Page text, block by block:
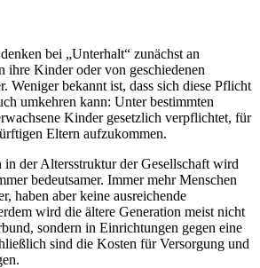
bei „Unterhalt“ zunächst an
ihre Kinder oder von geschiedenen
Weniger bekannt ist, dass sich diese Pflicht
umkehren kann: Unter bestimmten
Kinder gesetzlich verpflichtet, für
Eltern aufzukommen.
in der Altersstruktur der Gesellschaft wird
bedeutsamer. Immer mehr Menschen
haben aber keine ausreichende
wird die ältere Generation meist nicht
sondern in Einrichtungen gegen eine
sind die Kosten für Versorgung und